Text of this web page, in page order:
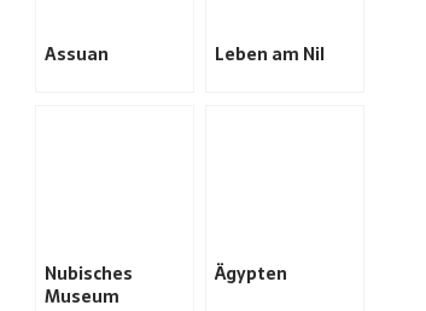
Assuan Leben am Nil
Nubisches
Museum
Ägypten